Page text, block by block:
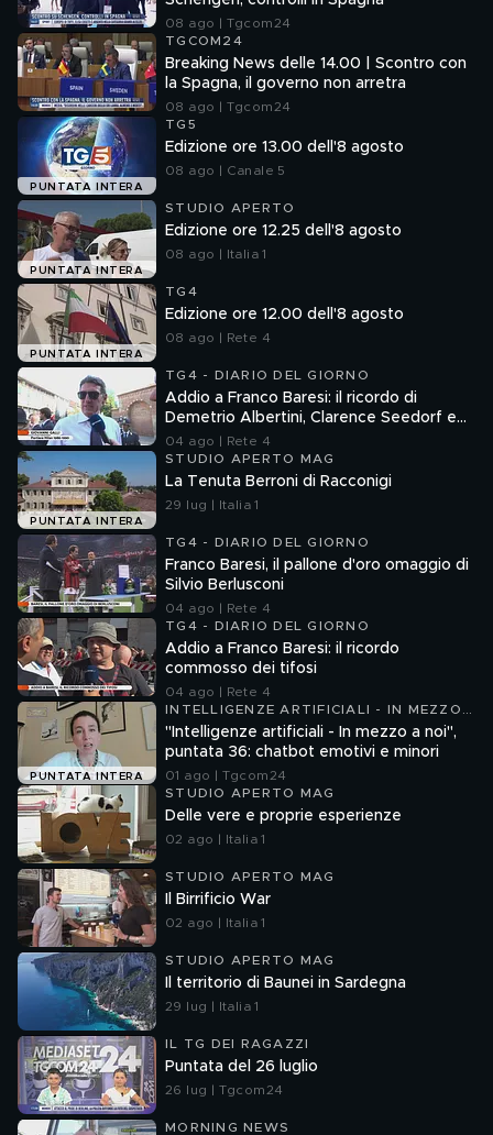
08 ago | Tgcom24
TGCOM24
Breaking News delle 14.00 | Scontro con
la Spagna, il governo non arretra
08 ago | Tgcom24
PUNTATA INTERA
TG5
Edizione ore 13.00 dell'8 agosto
08 ago | Canale 5
PUNTATA INTERA
STUDIO APERTO
Edizione ore 12.25 dell'8 agosto
08 ago | Italia 1
PUNTATA INTERA
TG4
Edizione ore 12.00 dell'8 agosto
08 ago | Rete 4
TG4 - DIARIO DEL GIORNO
Addio a Franco Baresi: il ricordo di
Demetrio Albertini, Clarence Seedorf e
Giovanni Galli
04 ago | Rete 4
PUNTATA INTERA
STUDIO APERTO MAG
La Tenuta Berroni di Racconigi
29 lug | Italia 1
TG4 - DIARIO DEL GIORNO
Franco Baresi, il pallone d'oro omaggio di
Silvio Berlusconi
04 ago | Rete 4
TG4 - DIARIO DEL GIORNO
Addio a Franco Baresi: il ricordo
commosso dei tifosi
04 ago | Rete 4
PUNTATA INTERA
INTELLIGENZE ARTIFICIALI - IN MEZZO
A NOI
"Intelligenze artificiali - In mezzo a noi",
puntata 36: chatbot emotivi e minori
01 ago | Tgcom24
STUDIO APERTO MAG
Delle vere e proprie esperienze
02 ago | Italia 1
STUDIO APERTO MAG
Il Birrificio War
02 ago | Italia 1
STUDIO APERTO MAG
Il territorio di Baunei in Sardegna
29 lug | Italia 1
IL TG DEI RAGAZZI
Puntata del 26 luglio
26 lug | Tgcom24
MORNING NEWS